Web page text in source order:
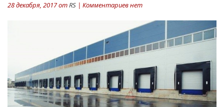
28 декабря, 2017 отRS | Комментариев нет